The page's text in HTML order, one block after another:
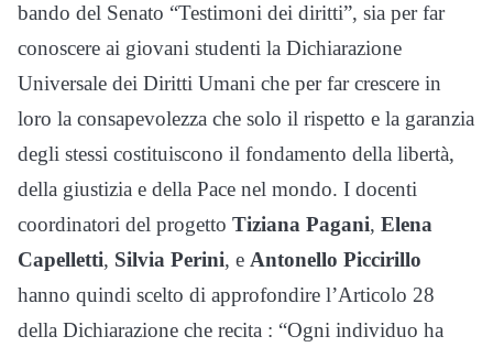
bando del Senato “Testimoni dei diritti”, sia per far
conoscere ai giovani studenti la Dichiarazione
Universale dei Diritti Umani che per far crescere in
loro la consapevolezza che solo il rispetto e la garanzia
degli stessi costituiscono il fondamento della libertà,
della giustizia e della Pace nel mondo. I docenti
coordinatori del progetto Tiziana Pagani, Elena
Capelletti, Silvia Perini, e Antonello Piccirillo
hanno quindi scelto di approfondire l’Articolo 28
della Dichiarazione che recita : “Ogni individuo ha